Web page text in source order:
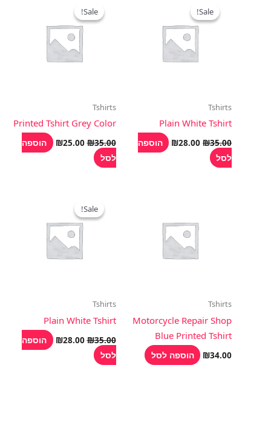
Sale!
Sale!
Tshirts
Plain White Tshirt
₪35.00
היה:
₪35.00.
₪28.00
₪28.00.
הוספה
לסל
Sale!
Sale!
Tshirts
Printed Tshirt Grey Color
₪35.00
היה:
₪35.00.
₪25.00
₪25.00.
הוספה
לסל
Tshirts
Motorcycle Repair Shop
Blue Printed Tshirt
₪34.00 הוספה לסל
Sale!
Sale!
Tshirts
Plain White Tshirt
₪35.00
היה:
₪35.00.
₪28.00
₪28.00.
הוספה
לסל